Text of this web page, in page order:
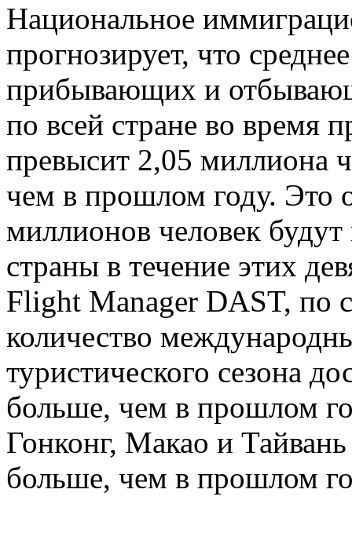
Национальное
прогнозирует, что
прибывающих и
по всей стране во время
превысит 2,05 миллиона
чем в прошлом году. Это
миллионов человек будут
страны в течение этих
Flight Manager DAST, по
количество
туристического сезона
больше, чем в прошлом
Гонконг, Макао и
больше, чем в прошлом